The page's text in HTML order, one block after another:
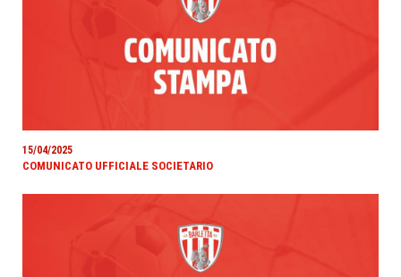
15/04/2025
COMUNICATO UFFICIALE SOCIETARIO